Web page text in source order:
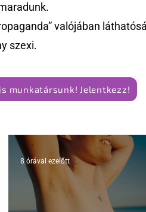
valójában
szexi.
munkatársunk! Jelentkezz!
8 órával ezelőtt